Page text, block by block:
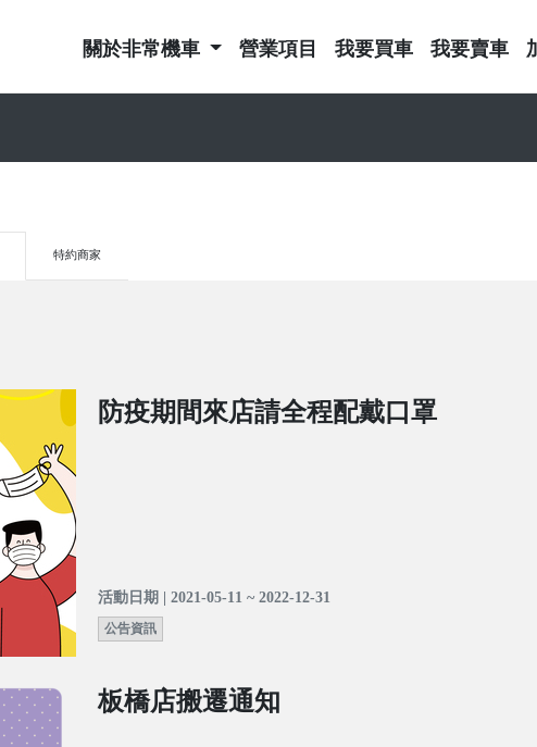
關於非常機車 營業項目 我要買車 我要賣車
特約商家
防疫期間來店請全程配戴口罩
活動日期 | 2021-05-11 ~ 2022-12-31
公告資訊
板橋店搬遷通知